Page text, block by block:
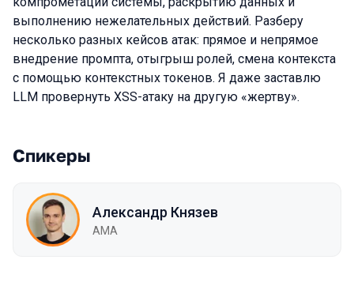
выполнению нежелательных действий. Разберу
несколько разных кейсов атак: прямое и непрямое
внедрение промпта, отыгрыш ролей, смена контекста
с помощью контекстных токенов. Я даже заставлю
LLM провернуть XSS-атаку на другую «жертву».
Спикеры
Александр Князев
AMA